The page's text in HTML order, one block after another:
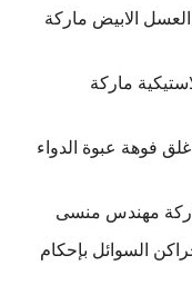
الابيض ماركة
ماركة
فوهة عبوة الدواء
مهندس منسى
السوائل بإحكام